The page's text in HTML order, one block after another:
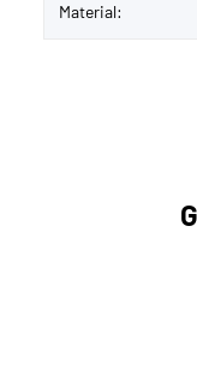
Material: